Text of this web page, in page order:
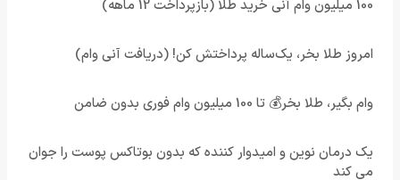
100 میلیون وام آنی خرید طلا (بازپرداخت 12 ماهه)
امروز طلا بخر، یک‌ساله پرداختش کن! (دریافت آنی وام)
وام بگیر، طلا بخر💰 تا 100 میلیون وام فوری بدون ضامن
یک درمان نوین و امیدوار کننده که بدون بوتاکس پوست را جوان
می کند